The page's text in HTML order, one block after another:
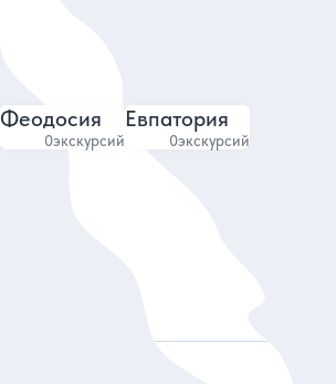
Феодосия
0экскурсий
Евпатория
0экскурсий